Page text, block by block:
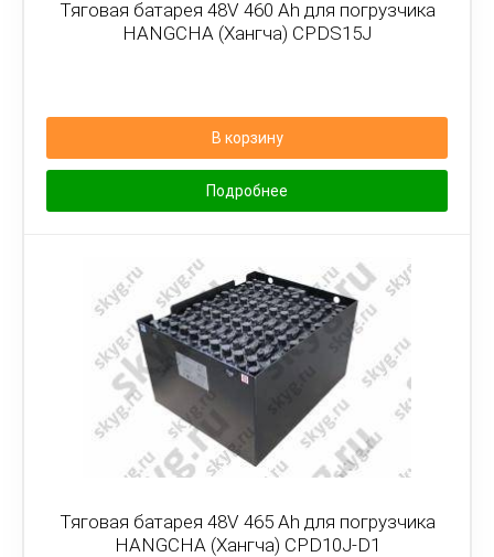
Тяговая батарея 48V 460 Ah для погрузчика
HANGCHA (Хангча) CPDS15J
В корзину
Подробнее
Тяговая батарея 48V 465 Ah для погрузчика
HANGCHA (Хангча) CPD10J-D1